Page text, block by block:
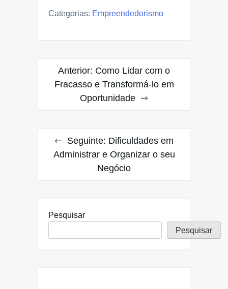
Categorias: Empreendedorismo
Navegação
Anterior: Como Lidar com o
Fracasso e Transformá-lo em
Oportunidade
Seguinte: Dificuldades em
Administrar e Organizar o seu
Negócio
Pesquisar
Pesquisar